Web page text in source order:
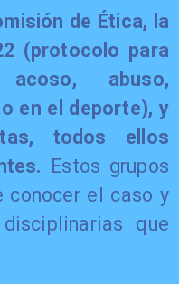
de Ética, la
(protocolo para
abuso,
en el deporte), y
todos ellos
Estos grupos
conocer el caso y
que